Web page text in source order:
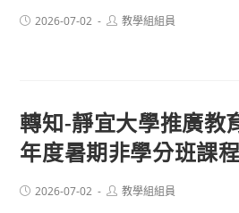
Post2026-07-02
Post教學組組員
轉知-靜宜大學推廣教
年度暑期非學分班課程
Post2026-07-02
Post教學組組員